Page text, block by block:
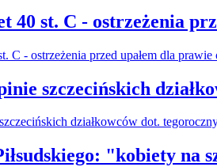
40 st. C - ostrzeżenia
szczecińskich
"kobiety